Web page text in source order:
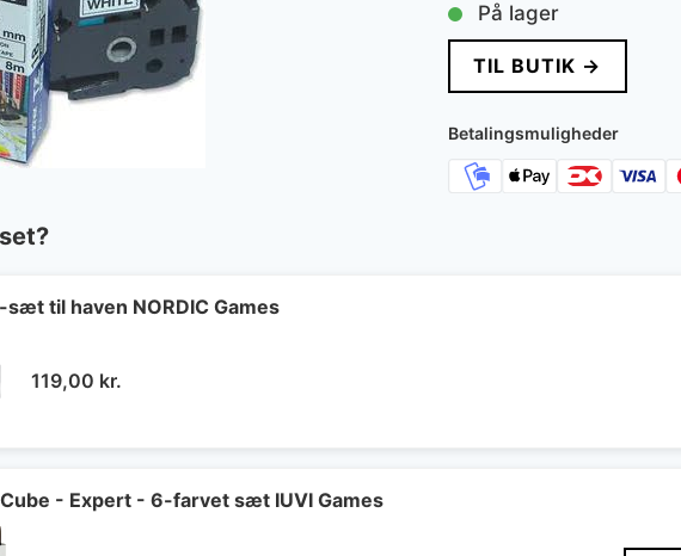
På lager
TIL BUTIK →
Betalingsmuligheder
til haven NORDIC Games
119,00 kr.
- Expert - 6-farvet sæt IUVI Games